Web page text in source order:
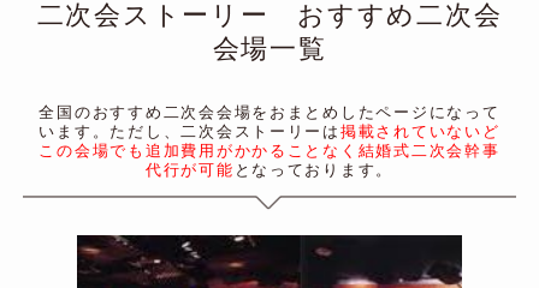
二次会ストーリー おすすめ二次会
会場一覧
全国のおすすめ二次会会場をおまとめしたページになって
います。ただし、二次会ストーリーは 掲載されていないど
この会場でも追加費用がかかることなく結婚式二次会幹事
代行が可能 となっております。